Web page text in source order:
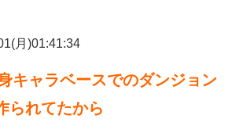
月)01:41:34
キャラベースでのダンジョン
られてたから